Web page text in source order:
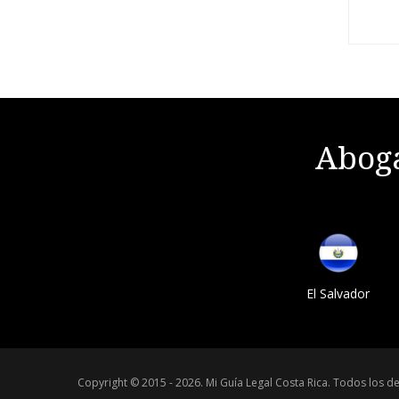
El Salvador
Copyright © 2015 - 2026. Mi Guía Legal Costa Rica. Todos los